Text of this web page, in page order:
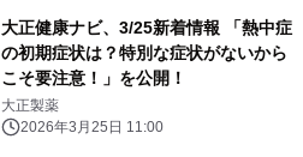
大正健康ナビ、3/25新着情報 「熱中症
の初期症状は？特別な症状がないから
こそ要注意！」を公開！
大正製薬
2026年3月25日 11:00